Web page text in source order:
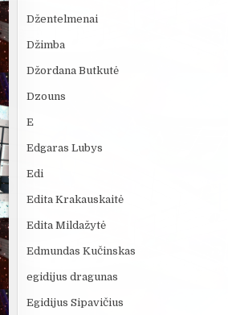
Džentelmenai
Džimba
Džordana Butkutė
Dzouns
E
Edgaras Lubys
Edi
Edita Krakauskaitė
Edita Mildažytė
Edmundas Kučinskas
egidijus dragunas
Egidijus Sipavičius